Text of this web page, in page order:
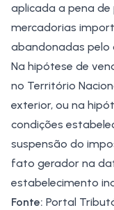
aplicada a pena
mercadorias
abandonadas pelo
Na hipótese de
no Território
exterior, ou na
condições
suspensão do
fato gerador na
estabelecimento
Fonte: Portal